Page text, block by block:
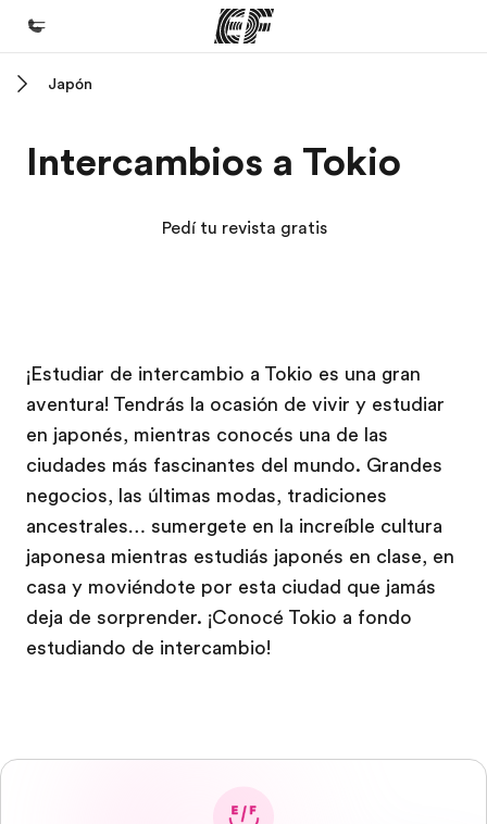
Programas
Quiénes somos
Trabajos
Uníte al equipo
Japón
Intercambios a Tokio
Pedí tu revista gratis
¡Estudiar de intercambio a Tokio es una gran
aventura! Tendrás la ocasión de vivir y estudiar
en japonés, mientras conocés una de las
ciudades más fascinantes del mundo. Grandes
negocios, las últimas modas, tradiciones
ancestrales… sumergete en la increíble cultura
japonesa mientras estudiás japonés en clase, en
casa y moviéndote por esta ciudad que jamás
deja de sorprender. ¡Conocé Tokio a fondo
estudiando de intercambio!